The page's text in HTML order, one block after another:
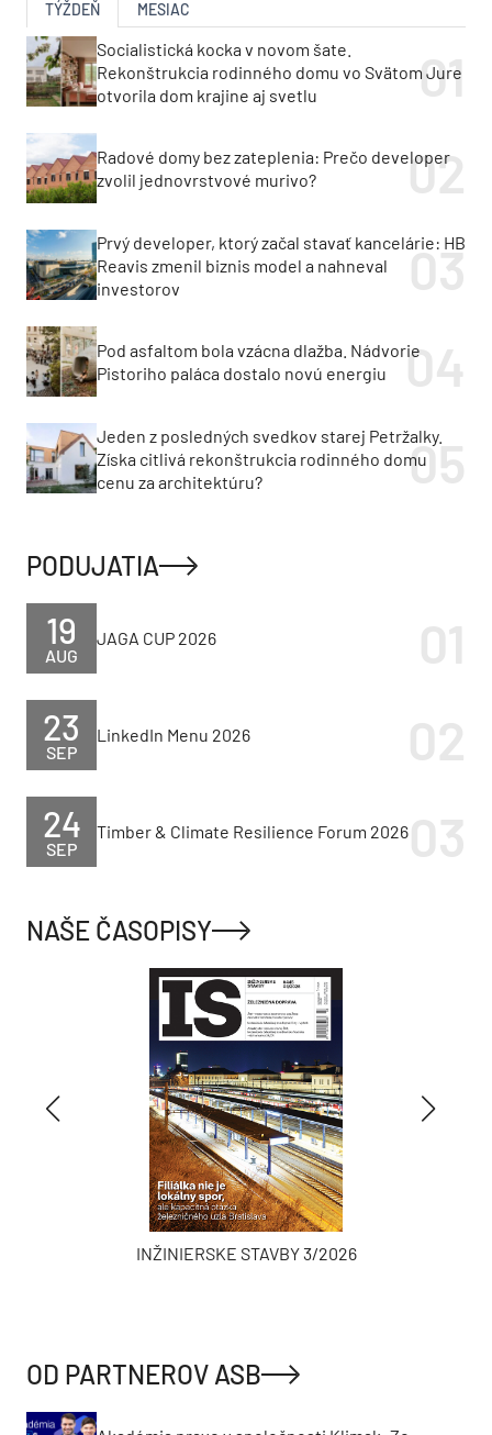
TÝŽDEŇ MESIAC
Socialistická kocka v novom šate.
Rekonštrukcia rodinného domu vo Svätom Jure
otvorila dom krajine aj svetlu
Radové domy bez zateplenia: Prečo developer
zvolil jednovrstvové murivo?
Prvý developer, ktorý začal stavať kancelárie: HB
Reavis zmenil biznis model a nahneval
investorov
Pod asfaltom bola vzácna dlažba. Nádvorie
Pistoriho paláca dostalo novú energiu
Jeden z posledných svedkov starej Petržalky.
Získa citlivá rekonštrukcia rodinného domu
cenu za architektúru?
PODUJATIA
AUG
19 JAGA CUP 2026
SEP
23 LinkedIn Menu 2026
SEP
24 Timber & Climate Resilience Forum 2026
NAŠE ČASOPISY
INŽINIERSKE STAVBY 3/2026
OD PARTNEROV ASB